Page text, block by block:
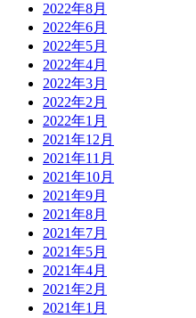
2022年8月
2022年6月
2022年5月
2022年4月
2022年3月
2022年2月
2022年1月
2021年12月
2021年11月
2021年10月
2021年9月
2021年8月
2021年7月
2021年5月
2021年4月
2021年2月
2021年1月